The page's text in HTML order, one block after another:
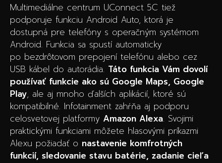
Multimediálne centrum UConnect 5C tiež
podporuje funkciu Android Auto, ktorá je
dostupná pre telefóny s operačným systémom
Android. Funkcia sa spustí automaticky
po bezdrôtovom prepojení telefónu alebo cez
USB kábel do autorádia. Táto funkcia Vám dovolí
používať funkcie ako sú Google Maps, Google
Play, ale aj mnoho ďalších aplikácií, ktoré sú
kompatibilné. Infotainment zahŕňa aj podporu
celosvetovej platformy Amazon Alexa. Svojimi
praktickými funkciami môžete hlasovými príkazmi
Alexu požiadať o nastavenie komfrotných
funkcií, sledovanie stavu batérie, zadanie cieľa